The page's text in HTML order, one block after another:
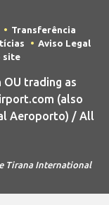
Transferência
Aviso Legal
site
OU trading as
(also
Aeroporto) / All
Tirana International